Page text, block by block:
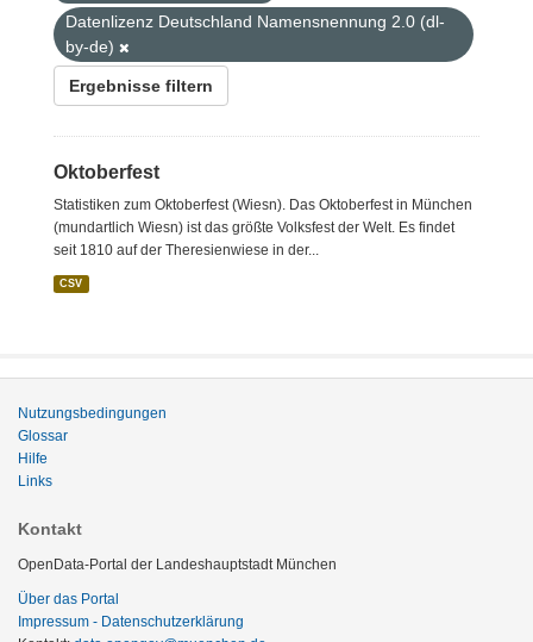
Datenlizenz Deutschland Namensnennung 2.0 (dl-
by-de)
Ergebnisse filtern
Oktoberfest
Statistiken zum Oktoberfest (Wiesn). Das Oktoberfest in München
(mundartlich Wiesn) ist das größte Volksfest der Welt. Es findet
seit 1810 auf der Theresienwiese in der...
CSV
Nutzungsbedingungen
Glossar
Hilfe
Links
Kontakt
OpenData-Portal der Landeshauptstadt München
Über das Portal
Impressum - Datenschutzerklärung